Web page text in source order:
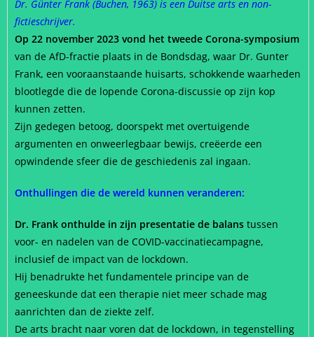
Dr. Günter Frank (Buchen, 1963) is een Duitse arts en non-
fictieschrijver.
Op 22 november 2023 vond het tweede Corona-symposium
van de AfD-fractie plaats in de Bondsdag, waar Dr. Gunter
Frank, een vooraanstaande huisarts, schokkende waarheden
blootlegde die de lopende Corona-discussie op zijn kop
kunnen zetten.
Zijn gedegen betoog, doorspekt met overtuigende
argumenten en onweerlegbaar bewijs, creëerde een
opwindende sfeer die de geschiedenis zal ingaan.
Onthullingen die de wereld kunnen veranderen:
Dr. Frank onthulde in zijn presentatie de balans tussen
voor- en nadelen van de COVID-vaccinatiecampagne,
inclusief de impact van de lockdown.
Hij benadrukte het fundamentele principe van de
geneeskunde dat een therapie niet meer schade mag
aanrichten dan de ziekte zelf.
De arts bracht naar voren dat de lockdown, in tegenstelling